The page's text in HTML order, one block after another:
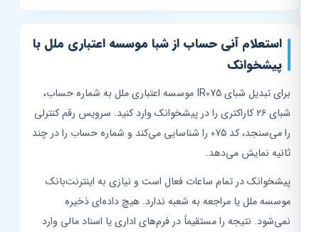
استعلام آنی حساب از شبا موسسه اعتباری ملل با
پیشخوانک
برای تبدیل شبای IR075 موسسه اعتباری ملل به شماره حساب،
شبای ۲۶ کاراکتری را در پیشخوانک وارد کنید. سرویس رقم کنترلی
را می‌سنجد، کد ۰۷۵ را شناسایی می‌کند و شماره حساب را در چند
ثانیه نمایش می‌دهد.
پیشخوانک در تمام ساعات فعال است و نیازی به اینترنت‌بانک
موسسه ملل یا مراجعه به شعبه ندارد. هیچ داده‌ای ذخیره
نمی‌شود. نتیجه را مستقیماً در فرم‌های اداری یا اسناد مالی وارد